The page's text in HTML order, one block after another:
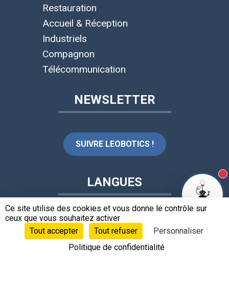
Restauration
Accueil & Réception
Industriels
Compagnon
Télécommunication
NEWSLETTER
SUIVRE LEOBOTICS !
LANGUES
Français
CONTACTS
Ce site utilise des cookies et vous donne le contrôle sur
ceux que vous souhaitez activer
Tout accepter
Tout refuser
Personnaliser
Politique de confidentialité